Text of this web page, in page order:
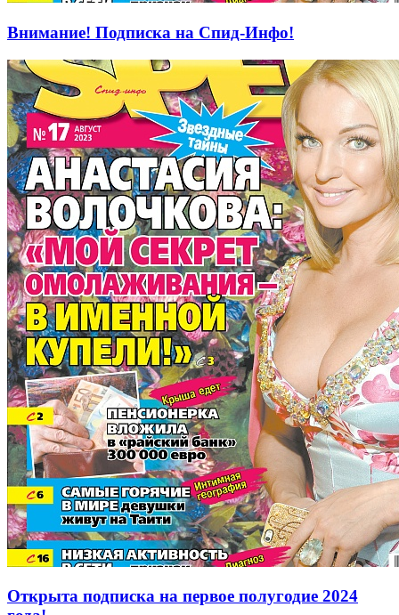
Внимание! Подписка на Спид-Инфо!
Открыта подписка на первое полугодие 2024